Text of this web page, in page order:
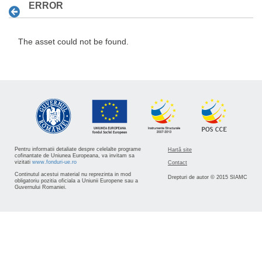
ERROR
The asset could not be found.
Pentru informatii detaliate despre celelalte programe
cofinantate de Uniunea Europeana, va invitam sa
vizitati www.fonduri-ue.ro
Continutul acestui material nu reprezinta in mod
obligatoriu pozitia oficiala a Uniunii Europene sau a
Guvernului Romaniei.
Hartă site
Contact
Drepturi de autor © 2015 SIAMC